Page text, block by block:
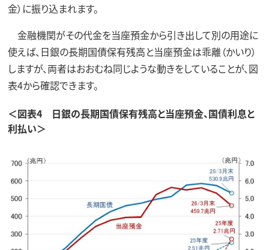
金）に振り込まれます。
金融機関がその代金を当座預金から引き出して別の用途に
使えば、日銀の長期国債保有残高と当座預金は乖離（かいり）
しますが、両者はおおむね同じような動きをしていることが、図
表4から確認できます。
＜図表4 日銀の長期国債保有残高と当座預金、国債利息と
利払い＞